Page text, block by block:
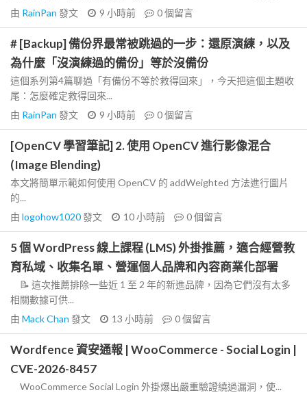
由 RainPan 發文 9 小時前 0個留言
# [Backup] 備份界最常被跳過的一步：還原演練，以及
為什麼「沒演練過的備份」等於沒備份
這個系列第4篇聊過「有備份不等於救得回來」，今天把這個主題收
尾：怎麼確定救得回來...
由 RainPan 發文 9 小時前 0個留言
[OpenCV 學習筆記] 2. 使用 OpenCV 進行影像混合
(Image Blending)
本文將簡單示範如何使用 OpenCV 的 addWeighted 方法進行圖片
的...
由 logohow1020發文 10 小時前 0個留言
5 個 WordPress 線上課程 (LMS) 外掛推薦，適合經營教
育私域、收集名單、營運個人品牌和內容商業化部署
📝 這次推薦排除一些近 1 至 2 年的新進品牌，因為它們沒有太多
相關數據可供...
由 Mack Chan 發文 13 小時前 0個留言
Wordfence 資安通報 | WooCommerce - Social Login |
CVE-2026-8457
WooCommerce Social Login 外掛爆出嚴重驗證繞過漏洞，使...